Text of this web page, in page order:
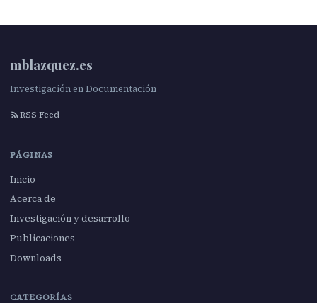
mblazquez.es
Investigación en Documentación
RSS Feed
PÁGINAS
Inicio
Acerca de
Investigación y desarrollo
Publicaciones
Downloads
CATEGORÍAS